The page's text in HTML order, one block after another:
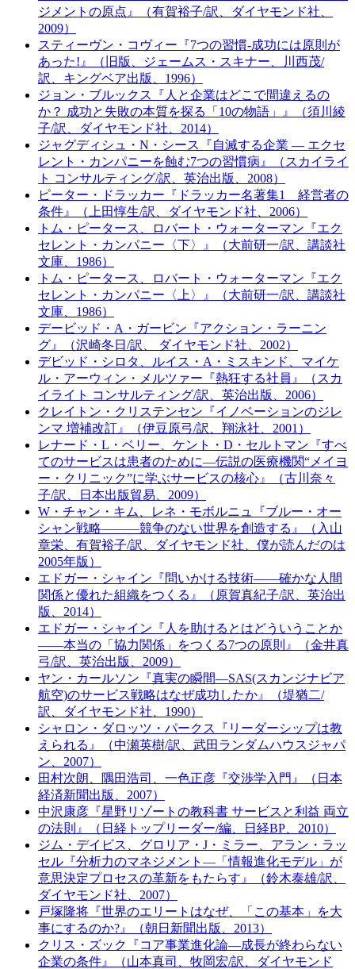
ジメントの原点』（有賀裕子/訳、ダイヤモンド社、
2009）
スティーヴン・コヴィー『7つの習慣-成功には原則が
あった!』（旧版、ジェームス・スキナー、川西茂/
訳、キングベア出版、1996）
ジョン・ブルックス『人と企業はどこで間違えるの
か？ 成功と失敗の本質を探る「10の物語」』（須川綾
子/訳、ダイヤモンド社、2014）
ジャグディシュ・N・シース『自滅する企業 ― エクセ
レント・カンパニーを蝕む7つの習慣病』（スカイライ
ト コンサルティング/訳、英治出版、2008）
ピーター・ドラッカー『ドラッカー名著集1 経営者の
条件』（上田惇生/訳、ダイヤモンド社、2006）
トム・ピータース、ロバート・ウォーターマン『エク
セレント・カンパニー〈下〉』（大前研一/訳、講談社
文庫、1986）
トム・ピータース、ロバート・ウォーターマン『エク
セレント・カンパニー〈上〉』（大前研一/訳、講談社
文庫、1986）
デービッド・A・ガービン『アクション・ラーニン
グ』（沢崎冬日/訳、 ダイヤモンド社、2002）
デビッド・シロタ、ルイス・A・ミスキンド、マイケ
ル・アーウィン・メルツァー『熱狂する社員』（スカ
イライト コンサルティング/訳、英治出版、2006）
クレイトン・クリステンセン『イノベーションのジレ
ンマ 増補改訂』（伊豆原弓/訳、翔泳社、2001）
レナード・L・ベリー、ケント・D・セルトマン『すべ
てのサービスは患者のために―伝説の医療機関“メイヨ
ー・クリニック”に学ぶサービスの核心』（古川奈々
子/訳、日本出版貿易、2009）
W・チャン・キム、レネ・モボルニュ『ブルー・オー
シャン戦略―――競争のない世界を創造する』（入山
章栄、有賀裕子/訳、ダイヤモンド社、僕が読んだのは
2005年版）
エドガー・シャイン『問いかける技術――確かな人間
関係と優れた組織をつくる』（原賀真紀子/訳、英治出
版、2014）
エドガー・シャイン『人を助けるとはどういうことか
――本当の「協力関係」をつくる7つの原則』（金井真
弓/訳、英治出版、2009）
ヤン・カールソン『真実の瞬間―SAS(スカンジナビア
航空)のサービス戦略はなぜ成功したか』（堤猶二/
訳、ダイヤモンド社、1990）
シャロン・ダロッツ・パークス『リーダーシップは教
えられる』（中瀬英樹/訳、武田ランダムハウスジャパ
ン、2007）
田村次朗、隅田浩司、一色正彦『交渉学入門』（日本
経済新聞出版、2007）
中沢康彦『星野リゾートの教科書 サービスと利益 両立
の法則』（日経トップリーダー/編、日経BP、2010）
ジム・デイビス、グロリア・J・ミラー、アラン・ラッ
セル『分析力のマネジメント―「情報進化モデル」が
意思決定プロセスの革新をもたらす』（鈴木泰雄/訳、
ダイヤモンド社、2007）
戸塚隆将『世界のエリートはなぜ、「この基本」を大
事にするのか?』（朝日新聞出版、2013）
クリス・ズック『コア事業進化論―成長が終わらない
企業の条件』（山本真司、牧岡宏/訳、ダイヤモンド